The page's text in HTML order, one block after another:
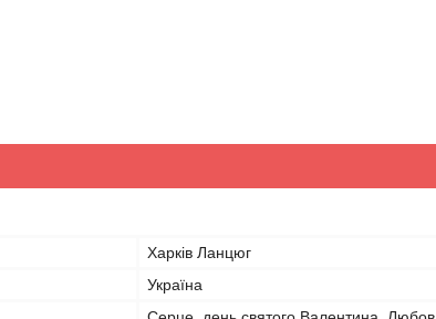
Харків Ланцюг
Україна